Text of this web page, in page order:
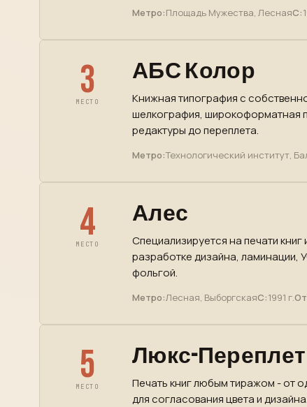
Метро:Площадь Мужества, ЛеснаяС:
3
МЕСТО
АБС Колор
Книжная типография с
шелкография, широкоформатная
редактуры до переплета.
Метро:Технологический институт,
4
МЕСТО
Алес
Специализируется на печати
разработке дизайна, ламинации,
фольгой.
Метро:Лесная, ВыборгскаяС:1991 г.
5
МЕСТО
Люкс-Переплет
Печать книг любым тиражом - от
для согласования цвета и